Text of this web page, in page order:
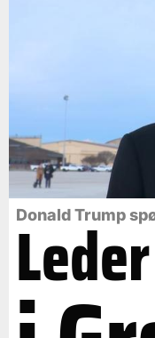
Donald Trump